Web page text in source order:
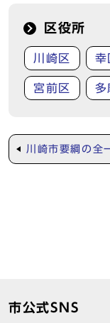
区役所
川崎区 幸
宮前区 多
川崎市要綱の全
市公式SNS